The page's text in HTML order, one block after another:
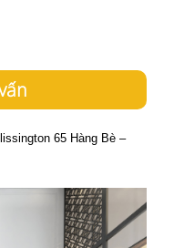
65 Hàng Bè –